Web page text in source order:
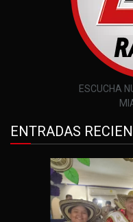
ESCUCHA
ENTRADAS